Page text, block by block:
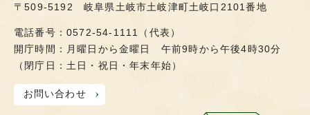
〒509-5192 岐阜県土岐市土岐津町土岐口2101番地
電話番号：0572-54-1111（代表）
開庁時間：月曜日から金曜日 午前9時から午後4時30分
（閉庁日：土日・祝日・年末年始）
お問い合わせ